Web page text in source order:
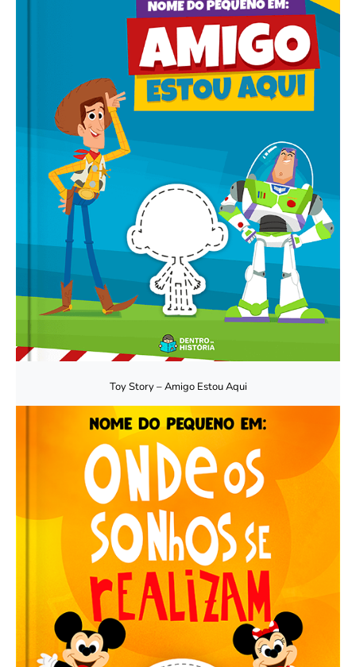
Toy Story – Amigo Estou Aqui